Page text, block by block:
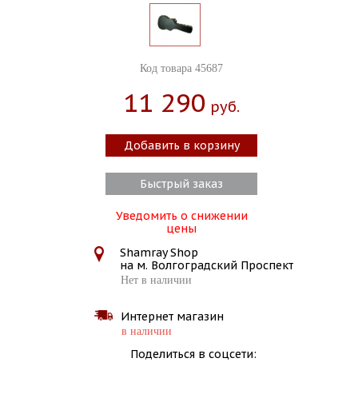
Код товара 45687
11 290 Руб.
Добавить в корзину
Быстрый заказ
Уведомить о снижении
цены
Shamray Shop
на м. Волгоградский Проспект
Нет в наличии
Интернет магазин
в наличии
Поделиться в соцсети: